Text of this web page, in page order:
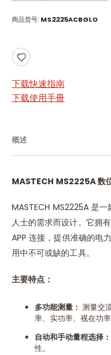
商品货号 MS2225ACBGLO
下载快速指南
下载使用手冊
概述
MASTECH MS2225A数
MASTECH MS2225A 是
人士的需求而设计。它拥
APP 连接，提供准确的电
用中不可或缺的工具。
主要特点：
多功能测量： 测量交
率、实功率、视在功
自动和手动量程选择：
性。